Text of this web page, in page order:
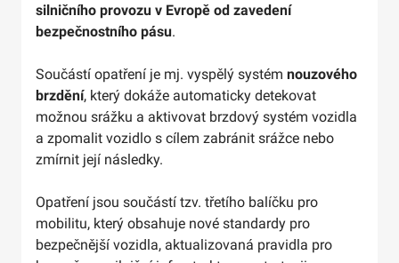
silničního provozu v Evropě od zavedení
bezpečnostního pásu.
Součástí opatření je mj. vyspělý systém nouzového
brzdění, který dokáže automaticky detekovat
možnou srážku a aktivovat brzdový systém vozidla
a zpomalit vozidlo s cílem zabránit srážce nebo
zmírnit její následky.
Opatření jsou součástí tzv. třetího balíčku pro
mobilitu, který obsahuje nové standardy pro
bezpečnější vozidla, aktualizovaná pravidla pro